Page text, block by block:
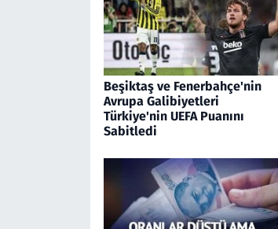
Beşiktaş ve Fenerbahçe'nin
Avrupa Galibiyetleri
Türkiye'nin UEFA Puanını
Sabitledi